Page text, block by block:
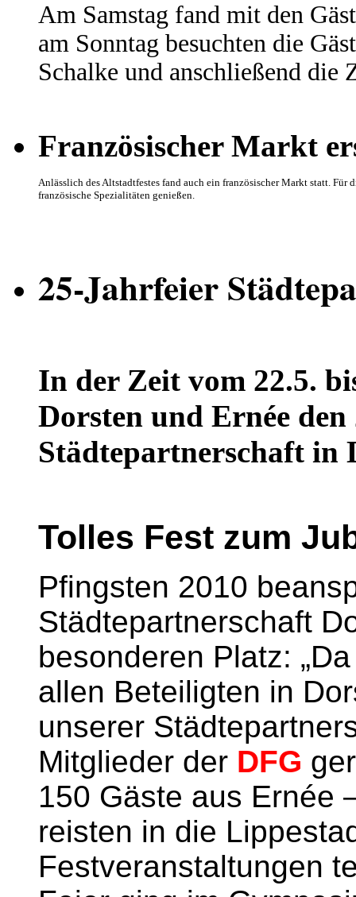
Am Samstag fand mit den
am Sonntag besuchten die
Schalke und anschließend die
Französischer Markt
Anlässlich des Altstadtfestes fand auch ein französischer Markt statt.
französische Spezialitäten genießen.
25-Jahrfeier
In der Zeit vom 22.5.
Dorsten und Ernée
Städtepartnerschaft in
Tolles Fest zum
Pfingsten 2010
Städtepartnerschaft
besonderen Platz:
allen Beteiligten in
unserer
Mitglieder der DFG
150 Gäste aus Ernée
reisten in die
Festveranstaltungen